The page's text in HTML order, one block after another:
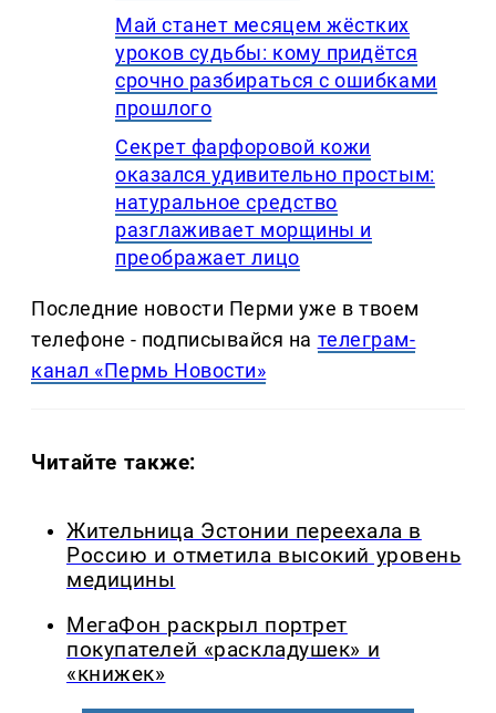
Май станет месяцем жёстких
уроков судьбы: кому придётся
срочно разбираться с ошибками
прошлого
Секрет фарфоровой кожи
оказался удивительно простым:
натуральное средство
разглаживает морщины и
преображает лицо
Последние новости Перми уже в твоем
телефоне - подписывайся на телеграм-
канал «Пермь Новости»
Читайте также:
Жительница Эстонии переехала в
Россию и отметила высокий уровень
медицины
МегаФон раскрыл портрет
покупателей «раскладушек» и
«книжек»